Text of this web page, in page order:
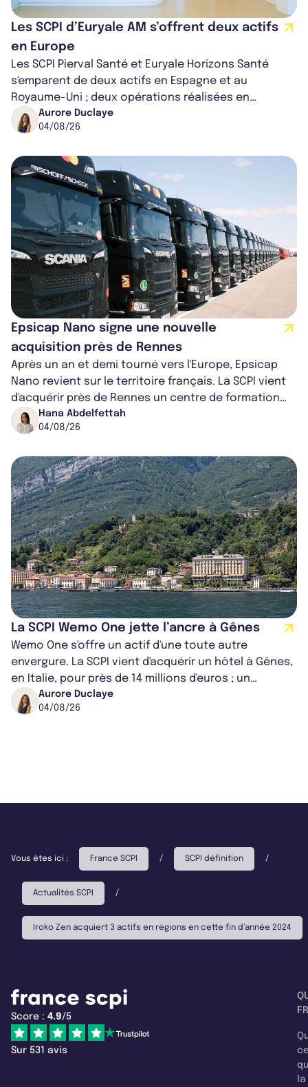
Les SCPI d’Euryale AM s’offrent deux actifs
en Europe
Les SCPI Pierval Santé et Euryale Horizons Santé
s'emparent de deux actifs en Espagne et au
Royaume-Uni ; deux opérations réalisées en
partenariat. Ces co-acquisitions permettent a...
Aurore Duclaye
04/08/26
Epsicap Nano signe une nouvelle
acquisition près de Rennes
Après un an et demi tourné vers l'Europe, Epsicap
Nano revient sur le territoire français. La SCPI vient
d'acquérir près de Rennes un centre de formation
pour conducteurs poids lou...
Hana Abdelfettah
04/08/26
La SCPI Wemo One jette l’ancre à Gênes
Wemo One s'offre un actif d'une toute autre
envergure. La SCPI vient d'acquérir un hôtel à Gênes,
en Italie, pour près de 14 millions d'euros ; un
montant qui fait entorse avec ses...
Aurore Duclaye
04/08/26
Vous êtes ici : France SCPI / SCPI définition /
Actualités SCPI /
Iroko Zen acquiert 3 actifs en régions en cette fin d’année 2024
Score : 4.9/5
Sur 531 avis
la